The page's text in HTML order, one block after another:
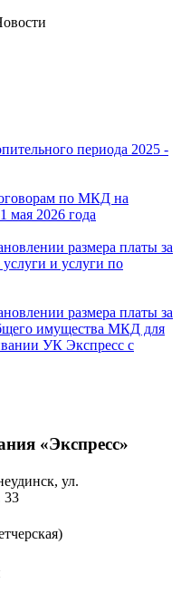
периода 2025 -
по МКД на
мая 2026 года
размера платы за
и услуги по
размера платы за
имущества МКД для
УК Экспресс с
«Экспресс»
ул.
33